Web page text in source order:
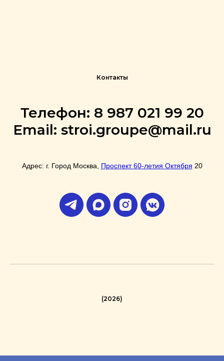
Контакты
Телефон: 8 987 021 99 20
Email: stroi.groupe@mail.ru
Адрес: г. Город Москва, Проспект 60-летия Октября 20
(2026)